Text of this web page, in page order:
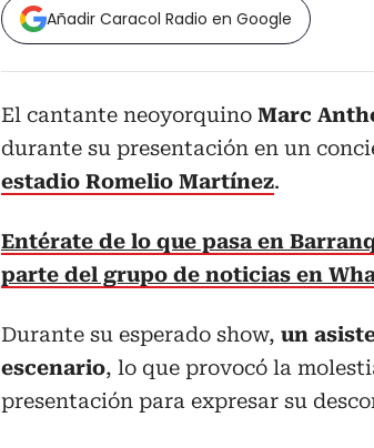
Añadir Caracol Radio en Google
El cantante neoyorquino Marc
durante su presentación en un
estadio Romelio Martínez.
Entérate de lo que pasa en
parte del grupo de noticias en
Durante su esperado show, un
escenario, lo que provocó la
presentación para expresar su